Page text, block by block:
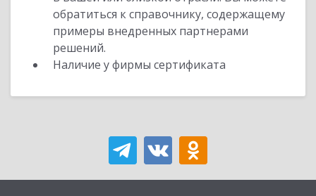
обратиться к справочнику, содержащему
примеры внедренных партнерами
решений.
Наличие у фирмы сертификата